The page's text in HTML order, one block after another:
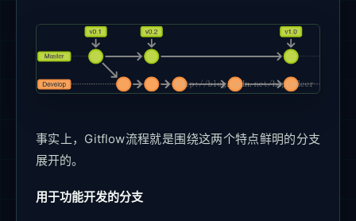
事实上，Gitflow流程就是围绕这两个特点鲜明的分支
展开的。
用于功能开发的分支